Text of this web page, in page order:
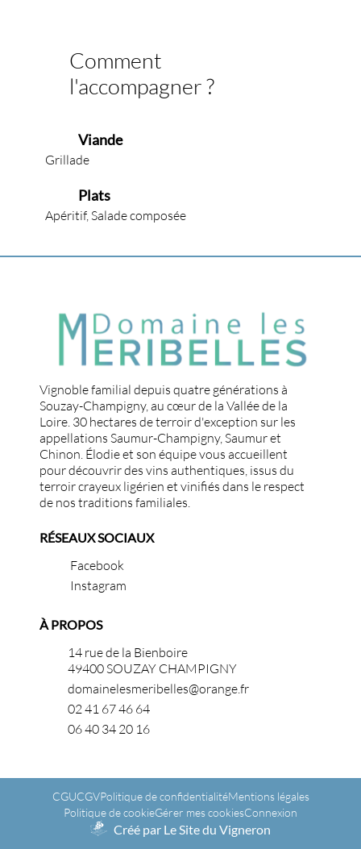
Comment
l'accompagner ?
Viande
Grillade
Plats
Apéritif, Salade composée
Vignoble familial depuis quatre générations à
Souzay-Champigny, au cœur de la Vallée de la
Loire. 30 hectares de terroir d'exception sur les
appellations Saumur-Champigny, Saumur et
Chinon. Élodie et son équipe vous accueillent
pour découvrir des vins authentiques, issus du
terroir crayeux ligérien et vinifiés dans le respect
de nos traditions familiales.
RÉSEAUX SOCIAUX
Facebook
Instagram
À PROPOS
14 rue de la Bienboire
49400 SOUZAY CHAMPIGNY
domainelesmeribelles@orange.fr
02 41 67 46 64
06 40 34 20 16
CGUCGVPolitique de confidentialitéMentions légales
Politique de cookieGérer mes cookiesConnexion
Créé par Le Site du Vigneron